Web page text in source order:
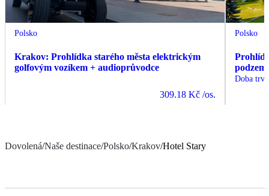
Polsko
Krakov: Prohlídka starého města elektrickým
golfovým vozíkem + audioprůvodce
309.18 Kč /os.
Polsko
Doba
Dovolená/Naše destinace/Polsko/Krakov/Hotel Stary